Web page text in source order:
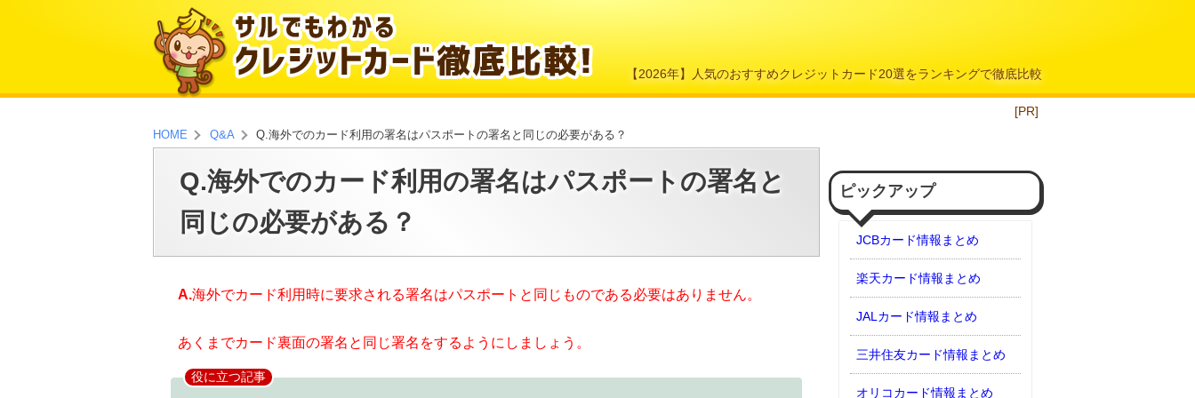
【2026年】人気のおすすめクレジットカード20選をランキングで徹底比較
[PR]
HOME Q&A Q.海外でのカード利用の署名はパスポートの署名と同じの必要がある？
Q.海外でのカード利用の署名はパスポートの署名と
同じの必要がある？
A.海外でカード利用時に要求される署名はパスポートと同じものである必要はありません。
あくまでカード裏面の署名と同じ署名をするようにしましょう。
役に立つ記事
ピックアップ
JCBカード情報まとめ
楽天カード情報まとめ
JALカード情報まとめ
三井住友カード情報まとめ
オリコカード情報まとめ